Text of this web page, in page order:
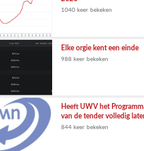
1040 keer bekeken
Elke orgie kent een einde
988 keer bekeken
Heeft UWV het
van de tender volledig
844 keer bekeken